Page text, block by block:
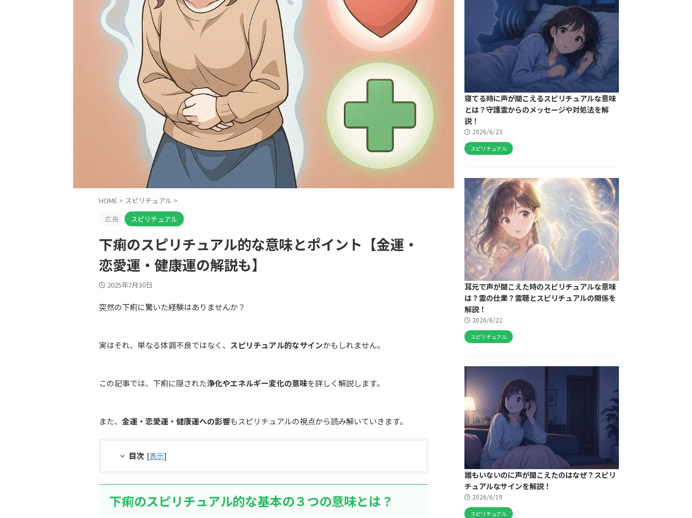
HOME > スピリチュアル >
広告
スピリチュアル
下痢のスピリチュアル的な意味とポイント【金運・
恋愛運・健康運の解説も】
2025年7月30日
突然の下痢に驚いた経験はありませんか？
実はそれ、単なる体調不良ではなく、 スピリチュアル的なサインかもしれません。
この記事では、下痢に隠された浄化やエネルギー変化の意味を詳しく解説します。
また、 金運・恋愛運・健康運への影響もスピリチュアルの視点から読み解いていきます。
目次 [表示]
下痢のスピリチュアル的な基本の３つの意味とは？
寝てる時に声が聞こえるスピリチュアルな意味
とは？守護霊からのメッセージや対処法を解
説！
2026/6/23
スピリチュアル
耳元で声が聞こえた時のスピリチュアルな意味
は？霊の仕業？霊聴とスピリチュアルの関係を
解説！
2026/6/22
スピリチュアル
誰もいないのに声が聞こえたのはなぜ？スピリ
チュアルなサインを解説！
2026/6/19
スピリチュアル